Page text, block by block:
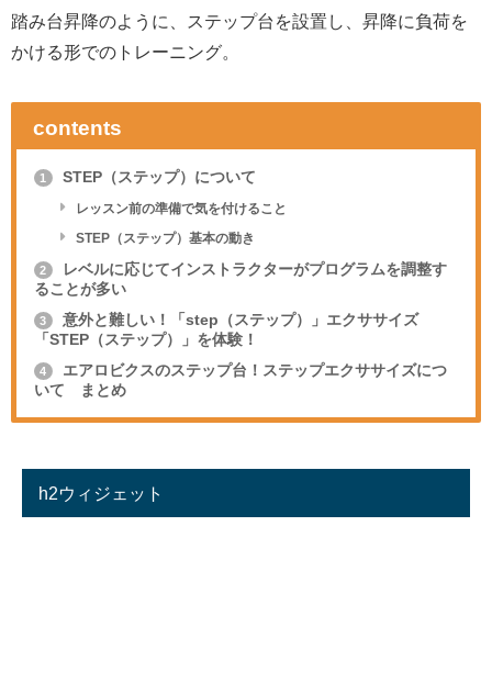
踏み台昇降のように、ステップ台を設置し、昇降に負荷を
かける形でのトレーニング。
contents
1 STEP（ステップ）について
レッスン前の準備で気を付けること
STEP（ステップ）基本の動き
2
レベルに応じてインストラクターがプログラムを調整す
ることが多い
3
意外と難しい！「step（ステップ）」エクササイズ
「STEP（ステップ）」を体験！
4
エアロビクスのステップ台！ステップエクササイズにつ
いて まとめ
h2ウィジェット